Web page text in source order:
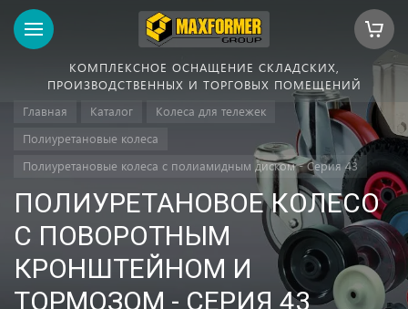
КОМПЛЕКСНОЕ ОСНАЩЕНИЕ СКЛАДСКИХ,
ПРОИЗВОДСТВЕННЫХ И ТОРГОВЫХ ПОМЕЩЕНИЙ
Главная
Каталог
Колеса для тележек
Полиуретановые колеса
Полиуретановые колеса с полиамидным диском - Серия 43
ПОЛИУРЕТАНОВОЕ КОЛЕСО
С ПОВОРОТНЫМ
КРОНШТЕЙНОМ И
ТОРМОЗОМ - СЕРИЯ 43